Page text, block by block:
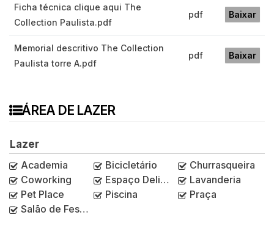
Ficha técnica clique aqui The
Collection Paulista.pdf
pdf Baixar
Memorial descritivo The Collection
Paulista torre A.pdf
pdf Baixar
ÁREA DE LAZER
Lazer
Academia
Bicicletário
Churrasqueira
Coworking
Espaço Delivery
Lavanderia
Pet Place
Piscina
Praça
Salão de Festas